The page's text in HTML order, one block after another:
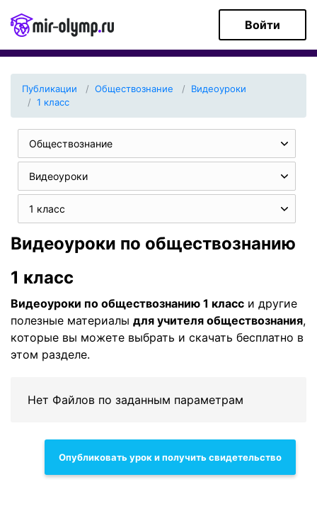
Войти
Публикации Обществознание
Видеоуроки
1 класс
Обществознание
Видеоуроки
1 класс
Видеоуроки по обществознанию
1 класс
Видеоуроки по обществознанию 1 класс и другие
полезные материалы для учителя обществознания,
которые вы можете выбрать и скачать бесплатно в
этом разделе.
Нет Файлов по заданным параметрам
Опубликовать урок и получить свидетельство